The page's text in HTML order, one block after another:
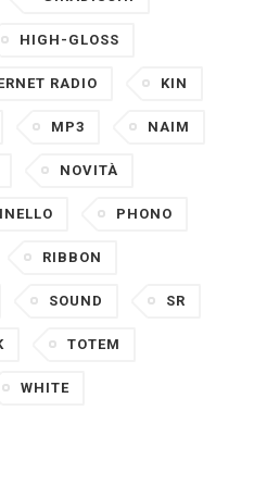
HIGH-GLOSS
RADIO KIN
MP3 NAIM
NOVITÀ
PHONO
RIBBON
SOUND SR
TOTEM
WHITE